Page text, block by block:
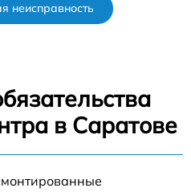
неисправность
в Саратове